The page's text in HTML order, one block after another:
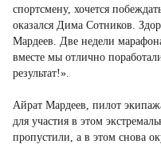
спортсмену, хочется
оказался Дима Сотников.
Мардеев. Две недели
вместе мы отлично
результат!».
Айрат Мардеев, пилот
для участия в этом
пропустили, а в этом снова